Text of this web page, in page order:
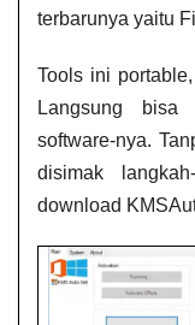
terbarunya yaitu
Tools ini
Langsung bisa
software-nya.
disimak
download